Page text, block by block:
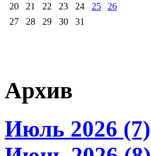
20
21 22 23 24 25
26
27
28 29 30 31
Архив
Июль 2026 (7)